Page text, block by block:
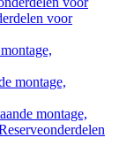
voor
montage,
montage,